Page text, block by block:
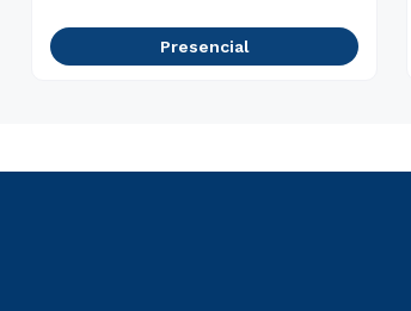
Presencial